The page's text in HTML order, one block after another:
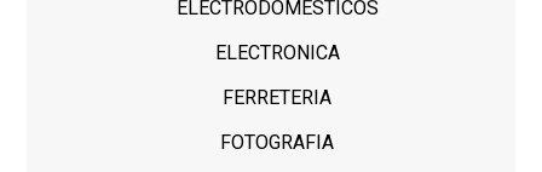
ELECTRODOMESTICOS
ELECTRONICA
FERRETERIA
FOTOGRAFIA